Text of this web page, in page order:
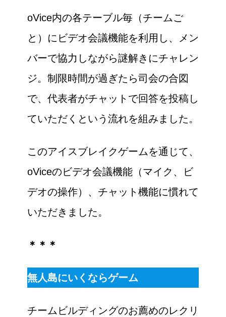
oVice内の各テーブル毎（チームご
と）にビデオ会議機能を利用し、メン
バーで協力しながら謎解きにチャレン
ジ。制限時間が過ぎたら司会の合図
で、代表者がチャットで回答を投稿し
ていただくという流れを組みました。
このアイスブレイクゲームを通じて、
oViceのビデオ会議機能（マイク、ビ
デオの操作）、チャット機能に慣れて
いただきました。
＊＊＊
無人島にいくならゲーム
チームビルディングのお薦めのレクリ